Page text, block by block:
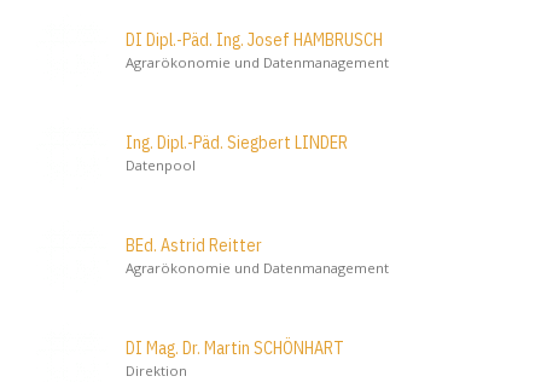
DI Dipl.-Päd. Ing. Josef HAMBRUSCH
Agrarökonomie und Datenmanagement
Ing. Dipl.-Päd. Siegbert LINDER
Datenpool
BEd. Astrid Reitter
Agrarökonomie und Datenmanagement
DI Mag. Dr. Martin SCHÖNHART
Direktion